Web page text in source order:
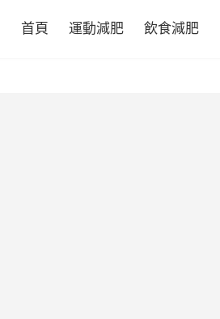
首頁 運動減肥 飲食減肥